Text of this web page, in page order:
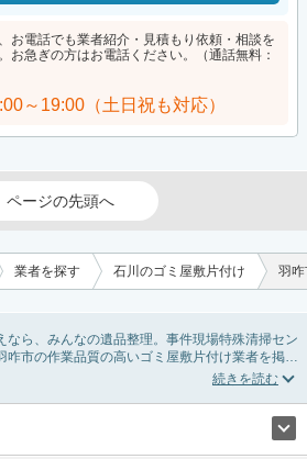
お電話でも業者紹介・見積もり依頼・相談を
お急ぎの方はお電話ください。（通話無料：
～19:00（土日祝も対応）
ページの先頭へ
業者を探す 石川のゴミ屋敷片付け 羽
なら、みんなの遺品整理。事件現場特殊清掃セン
咋市の作業品質の高いゴミ屋敷片付け業者を掲載
伴う不用品の処分・回収・引き取りから、外虫の
う。ゴミ屋敷になってしまう方は高齢で体力的に
セルフネグレクトになってしまう、精神的なスト